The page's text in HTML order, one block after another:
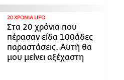
20 ΧΡΟΝΙΑ LIFO
Στα 20 χρόνια που
πέρασαν είδα 100άδες
παραστάσεις. Αυτή θα
μου μείνει αξέχαστη